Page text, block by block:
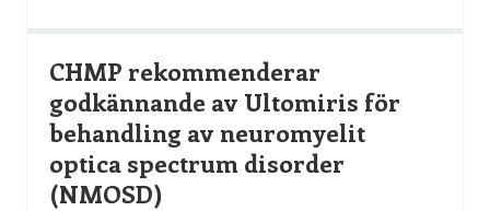
CHMP rekommenderar
godkännande av Ultomiris för
behandling av neuromyelit
optica spectrum disorder
(NMOSD)